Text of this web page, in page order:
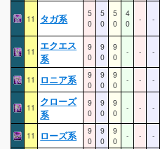
11 タガ系
5
0
5
0
5
0
4
0
- -
11
エクエス
系
9
0
9
0
9
0
- - -
11 ロニア系
9
0
9
0
9
0
- - -
11
クローズ
系
9
0
9
0
9
0
- - -
11 ローズ系
9
0
9
0
9
0
- - -